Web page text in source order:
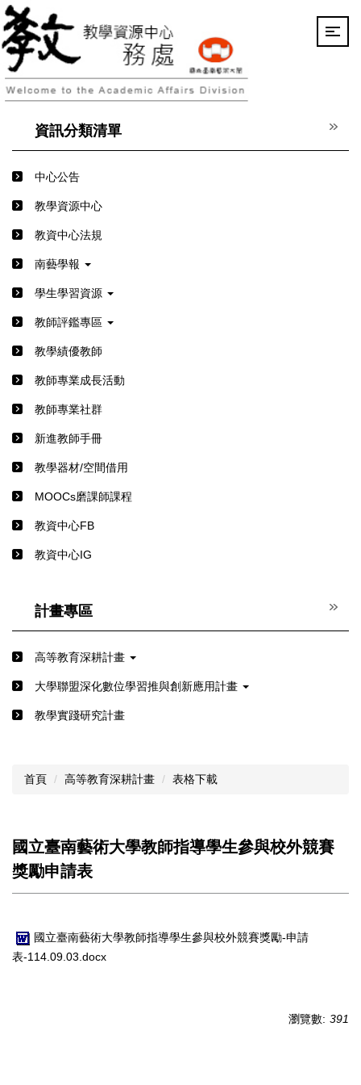
跳
到
主
要
內
容
資訊分類清單
中心公告
教學資源中心
教資中心法規
南藝學報
學生學習資源
教師評鑑專區
教學績優教師
教師專業成長活動
教師專業社群
新進教師手冊
教學器材/空間借用
MOOCs磨課師課程
教資中心FB
教資中心IG
計畫專區
高等教育深耕計畫
⼤學聯盟深化數位學習推與創新應⽤計畫
教學實踐研究計畫
首頁 高等教育深耕計畫 表格下載
國立臺南藝術大學教師指導學生參與校外競賽
獎勵申請表
國立臺南藝術大學教師指導學生參與校外競賽獎勵-申請
表-114.09.03.docx
瀏覽數: 391